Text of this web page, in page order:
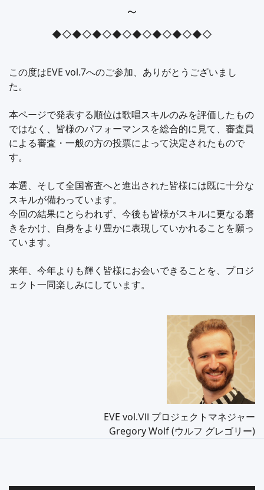
～
◆◇◆◇◆◇◆◇◆◇◆◇◆◇◆◇
この度はEVE vol.7へのご参加、ありがとうございまし
た。
本ページで発表する順位は歌唱スキルのみを評価したもの
ではなく、皆様のパフォーマンスを総合的に見て、審査員
による審査・一般の方の投票によって決定されたもので
す。
本選、そして全国審査へと進出された皆様には既に十分な
スキルが備わっています。
今回の結果にとらわれず、今後も皆様がスキルに更なる磨
きをかけ、自身をより豊かに表現していかれることを願っ
ています。
来年、今年よりも輝く皆様にお会いできることを、プロジ
ェクト一同楽しみにしています。
EVE vol.Ⅶ プロジェクトマネジャー
Gregory Wolf (ウルフ グレゴリー)